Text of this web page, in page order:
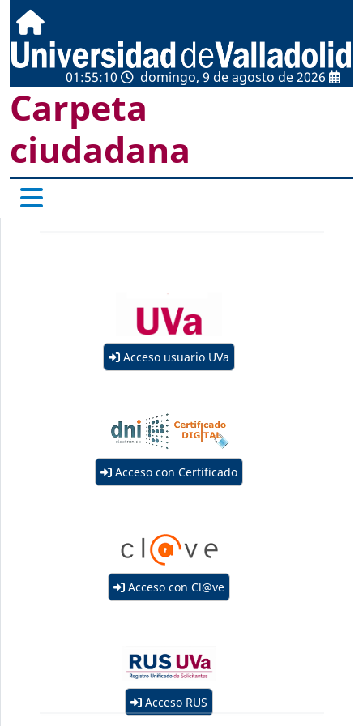
01:55:10 domingo, 9 de agosto de 2026
Carpeta
ciudadana
Acceso usuario UVa
Acceso con Certificado
Acceso con Cl@ve
Acceso RUS